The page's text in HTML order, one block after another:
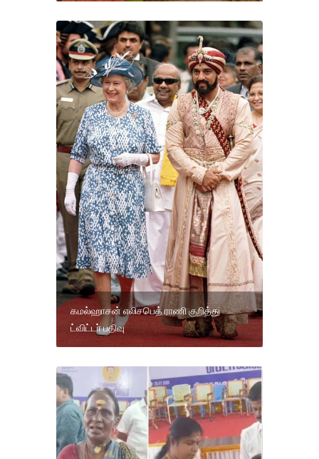
கமல்ஹாசன் எலிசபெத் ராணி குறித்து
ட்விட்டா் பதிவு